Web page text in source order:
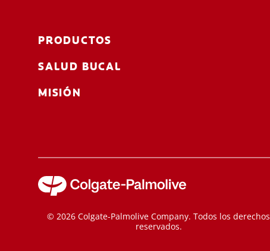
PRODUCTOS
SALUD BUCAL
MISIÓN
© 2026 Colgate-Palmolive Company. Todos los derechos
reservados.